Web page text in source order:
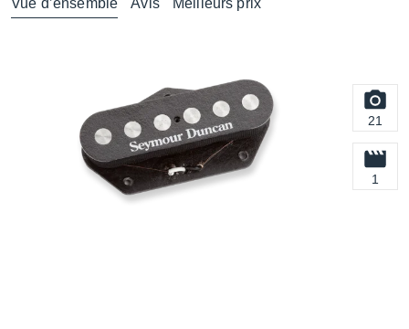
Vue d’ensemble Avis Meilleurs prix
21
1